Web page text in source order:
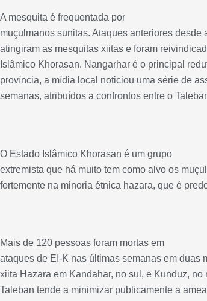
A mesquita é frequentada por
muçulmanos sunitas. Ataques anteriores
atingiram as mesquitas xiitas e foram
Islâmico Khorasan. Nangarhar é o principal
província, a mídia local noticiou uma série de
semanas, atribuídos a confrontos entre o
O Estado Islâmico Khorasan é um grupo
extremista que há muito tem como alvo os
fortemente na minoria étnica hazara, que é
Mais de 120 pessoas foram mortas em
ataques de EI-K nas últimas semanas em duas
xiita Hazara em Kandahar, no sul, e Kunduz, no
Taleban tende a minimizar publicamente a